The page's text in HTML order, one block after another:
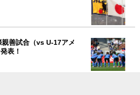
善試合（vs U-17アメ
表！